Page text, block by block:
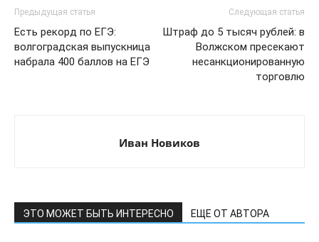
Предыдущая статья
Есть рекорд по ЕГЭ:
волгоградская выпускница
набрала 400 баллов на ЕГЭ
Следующая статья
Штраф до 5 тысяч рублей: в
Волжском пресекают
несанкционированную
торговлю
Иван Новиков
ЭТО МОЖЕТ БЫТЬ ИНТЕРЕСНО ЕЩЕ ОТ АВТОРА